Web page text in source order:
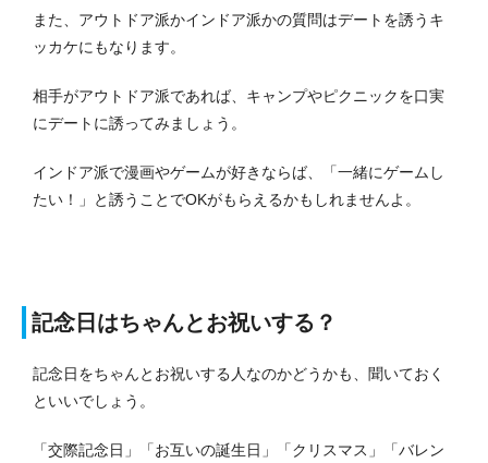
また、アウトドア派かインドア派かの質問はデートを誘うキ
ッカケにもなります。
相手がアウトドア派であれば、キャンプやピクニックを口実
にデートに誘ってみましょう。
インドア派で漫画やゲームが好きならば、「一緒にゲームし
たい！」と誘うことでOKがもらえるかもしれませんよ。
記念日はちゃんとお祝いする？
記念日をちゃんとお祝いする人なのかどうかも、聞いておく
といいでしょう。
「交際記念日」「お互いの誕生日」「クリスマス」「バレン